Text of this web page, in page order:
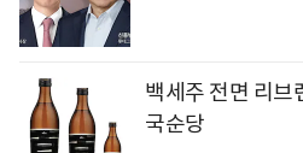
백세주 전면 리
국순당